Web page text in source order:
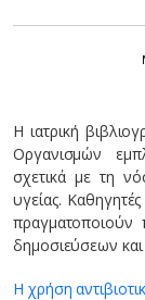
Η ιατρική
Οργανισμών
σχετικά με τη
υγείας.
πραγματοποιούν
δημοσιεύσεων
Η χρήση